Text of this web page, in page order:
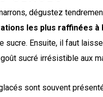
dégustez
les plus raffinées à
Ensuite, il faut
sucré irrésistible aux
sont souvent